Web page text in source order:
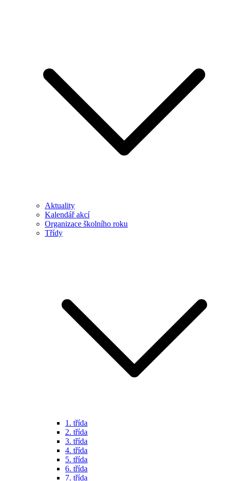
Aktuality
Kalendář akcí
Organizace školního roku
Třídy
1. třída
2. třída
3. třída
4. třída
5. třída
6. třída
7. třída